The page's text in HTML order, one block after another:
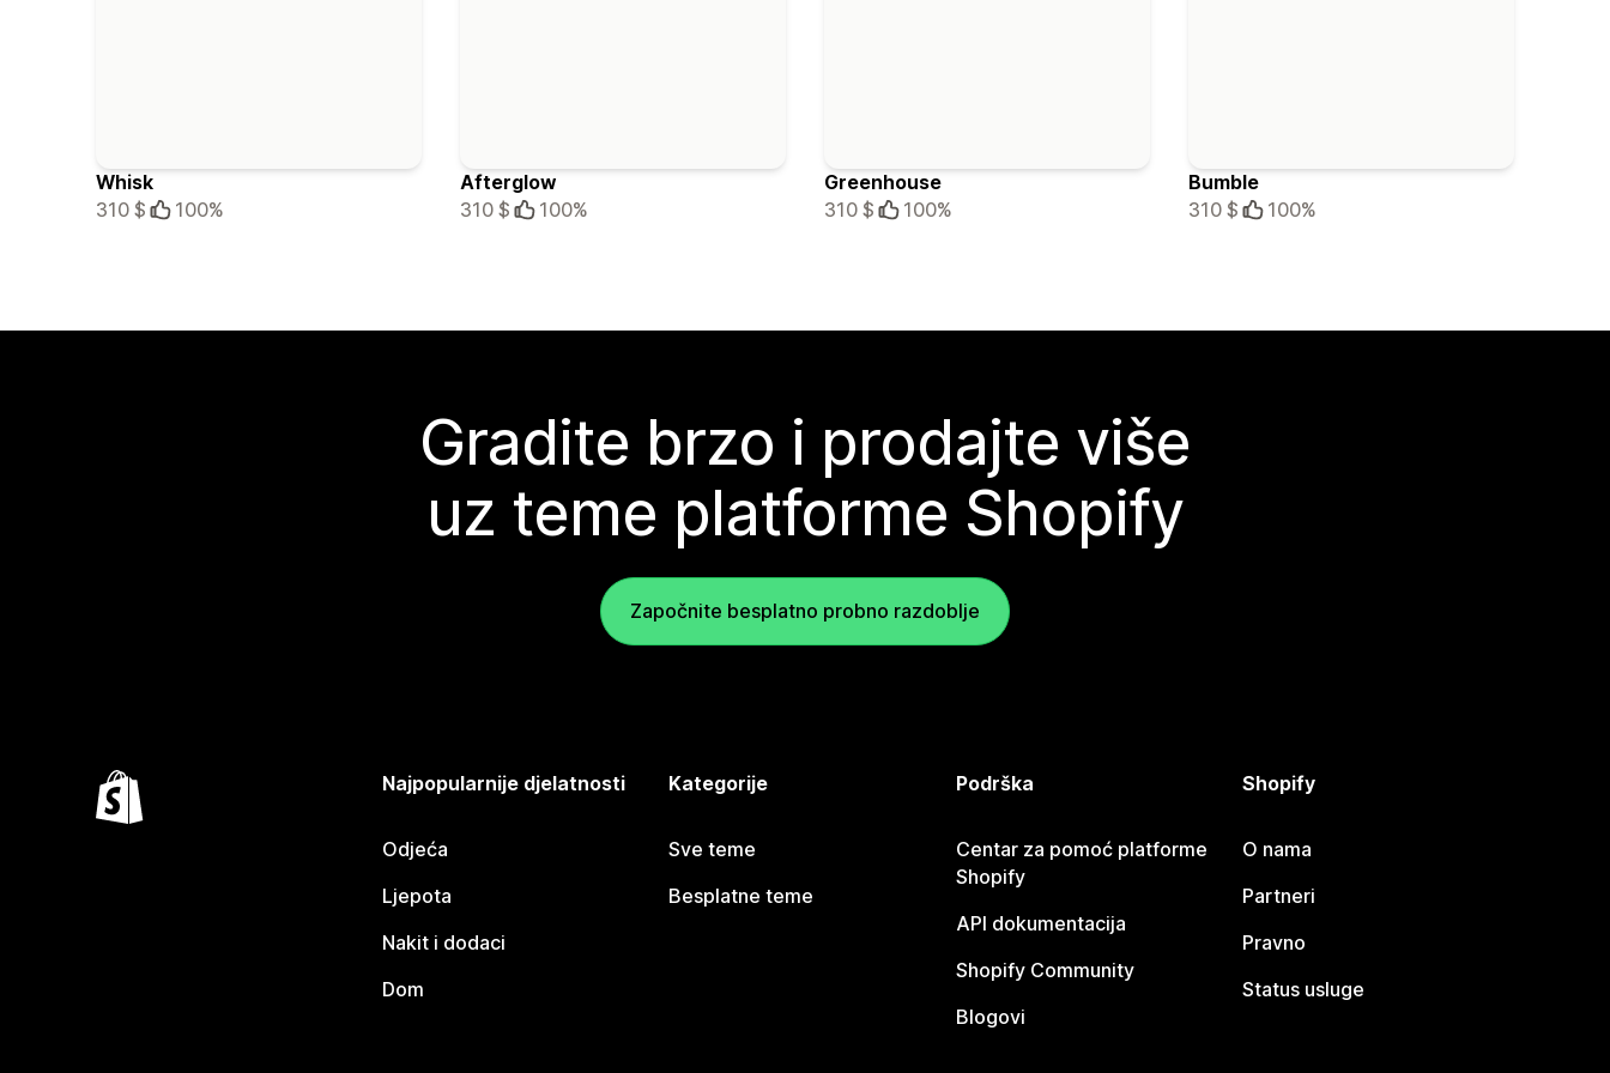
Whisk
310 $
100%
Afterglow
310 $
100%
Greenhouse
310 $
100%
Bumble
310 $
100%
Gradite brzo i prodajte više
uz teme platforme Shopify
Započnite besplatno probno razdoblje
Najpopularnije djelatnosti
Odjeća
Ljepota
Nakit i dodaci
Dom
Kategorije
Sve teme
Besplatne teme
Podrška
Centar za pomoć platforme
Shopify
API dokumentacija
Shopify Community
Blogovi
Shopify
O nama
Partneri
Pravno
Status usluge